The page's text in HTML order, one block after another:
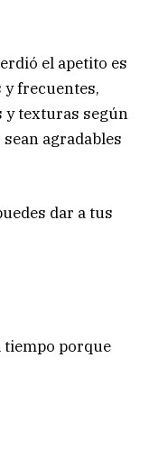
el apetito es
y frecuentes,
y texturas según
agradables
dar a tus
tiempo porque